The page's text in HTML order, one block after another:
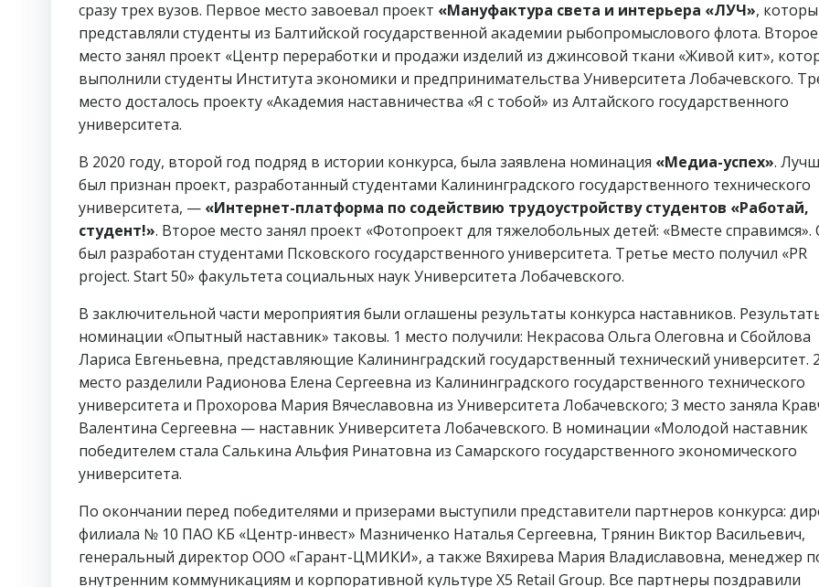
сразу трех вузов. Первое место завоевал проект «Мануфактура света и интерьера «ЛУЧ»,
представляли студенты из Балтийской государственной академии рыбопромыслового флота. Второе
место занял проект «Центр переработки и продажи изделий из джинсовой ткани «Живой кит»,
выполнили студенты Института экономики и предпринимательства Университета Лобачевского.
место досталось проекту «Академия наставничества «Я с тобой» из Алтайского государственного
университета.
В 2020 году, второй год подряд в истории конкурса, была заявлена номинация «Медиа-успех».
был признан проект, разработанный студентами Калининградского государственного технического
университета, — «Интернет-платформа по содействию трудоустройству студентов «Работай,
студент!». Второе место занял проект «Фотопроект для тяжелобольных детей: «Вместе справимся».
был разработан студентами Псковского государственного университета. Третье место получил «PR
project. Start 50» факультета социальных наук Университета Лобачевского.
В заключительной части мероприятия были оглашены результаты конкурса наставников.
номинации «Опытный наставник» таковы. 1 место получили: Некрасова Ольга Олеговна и Сбойлова
Лариса Евгеньевна, представляющие Калининградский государственный технический университет.
место разделили Радионова Елена Сергеевна из Калининградского государственного технического
университета и Прохорова Мария Вячеславовна из Университета Лобачевского; 3 место заняла
Валентина Сергеевна — наставник Университета Лобачевского. В номинации «Молодой наставник
победителем стала Салькина Альфия Ринатовна из Самарского государственного экономического
университета.
По окончании перед победителями и призерами выступили представители партнеров конкурса:
филиала № 10 ПАО КБ «Центр-инвест» Мазниченко Наталья Сергеевна, Трянин Виктор Васильевич,
генеральный директор ООО «Гарант-ЦМИКИ», а также Вяхирева Мария Владиславовна, менеджер
внутренним коммуникациям и корпоративной культуре X5 Retail Group. Все партнеры поздравили